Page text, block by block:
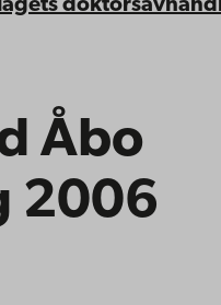
Åbo
2006